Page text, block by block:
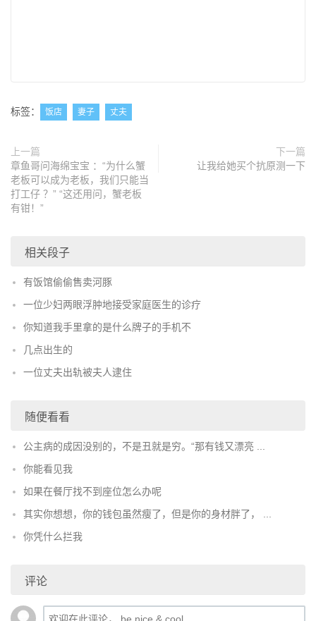
标签： 饭店 妻子 丈夫
上一篇
章鱼哥问海绵宝宝 ：“为什么蟹
老板可以成为老板，我们只能当
打工仔 ？” “这还用问，蟹老板
有钳！”
下一篇
让我给她买个抗原测一下
相关段子
有饭馆偷偷售卖河豚
一位少妇两眼浮肿地接受家庭医生的诊疗
你知道我手里拿的是什么牌子的手机不
几点出生的
一位丈夫出轨被夫人逮住
随便看看
公主病的成因没别的，不是丑就是穷。“那有钱又漂亮 ...
你能看见我
如果在餐厅找不到座位怎么办呢
其实你想想，你的钱包虽然瘦了，但是你的身材胖了， ...
你凭什么拦我
评论